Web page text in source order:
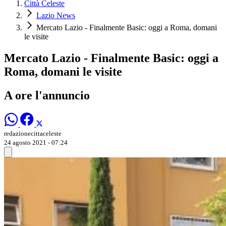
Città Celeste
Lazio News
Mercato Lazio - Finalmente Basic: oggi a Roma, domani
le visite
Mercato Lazio - Finalmente Basic: oggi a
Roma, domani le visite
A ore l'annuncio
redazionecittaceleste
24 agosto 2021 - 07:24